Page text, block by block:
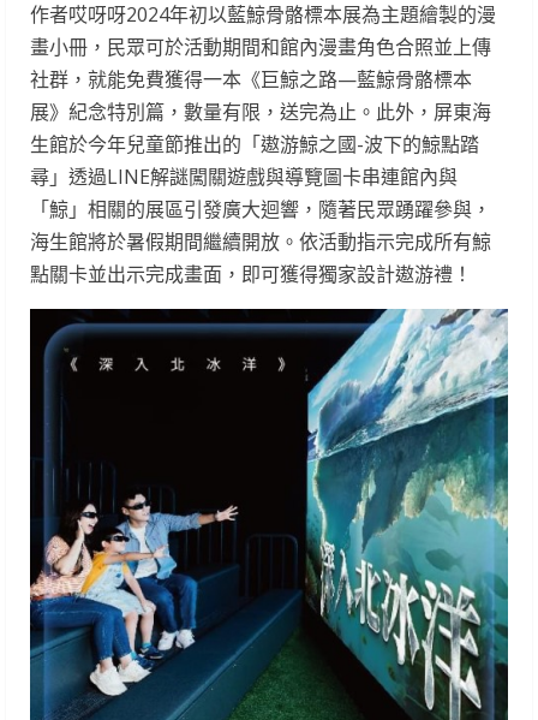
作者哎呀呀2024年初以藍鯨骨骼標本展為主題繪製的漫
畫小冊，民眾可於活動期間和館內漫畫角色合照並上傳
社群，就能免費獲得一本《巨鯨之路—藍鯨骨骼標本
展》紀念特別篇，數量有限，送完為止。此外，屏東海
生館於今年兒童節推出的「遨游鯨之國-波下的鯨點踏
尋」透過LINE解謎闖關遊戲與導覽圖卡串連館內與
「鯨」相關的展區引發廣大迴響，隨著民眾踴躍參與，
海生館將於暑假期間繼續開放。依活動指示完成所有鯨
點關卡並出示完成畫面，即可獲得獨家設計遨游禮！